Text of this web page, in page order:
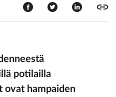
potilailla
ovat hampaiden